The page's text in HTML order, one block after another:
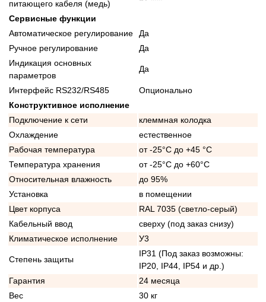
питающего кабеля (медь)
Сервисные функции
Автоматическое регулирование
Да
Ручное регулирование
Да
Индикация основных
параметров
Да
Интерфейс RS232/RS485
Опционально
Конструктивное исполнение
Подключение к сети
клеммная колодка
Охлаждение
естественное
Рабочая температура
от -25°C до +45 °C
Температура хранения
от -25°C до +60°C
Относительная влажность
до 95%
Установка
в помещении
Цвет корпуса
RAL 7035 (светло-серый)
Кабельный ввод
сверху (под заказ снизу)
Климатическое исполнение
У3
Степень защиты
IP31 (Под заказ возможны:
IP20, IP44, IP54 и др.)
Гарантия
24 месяца
Вес
30 кг